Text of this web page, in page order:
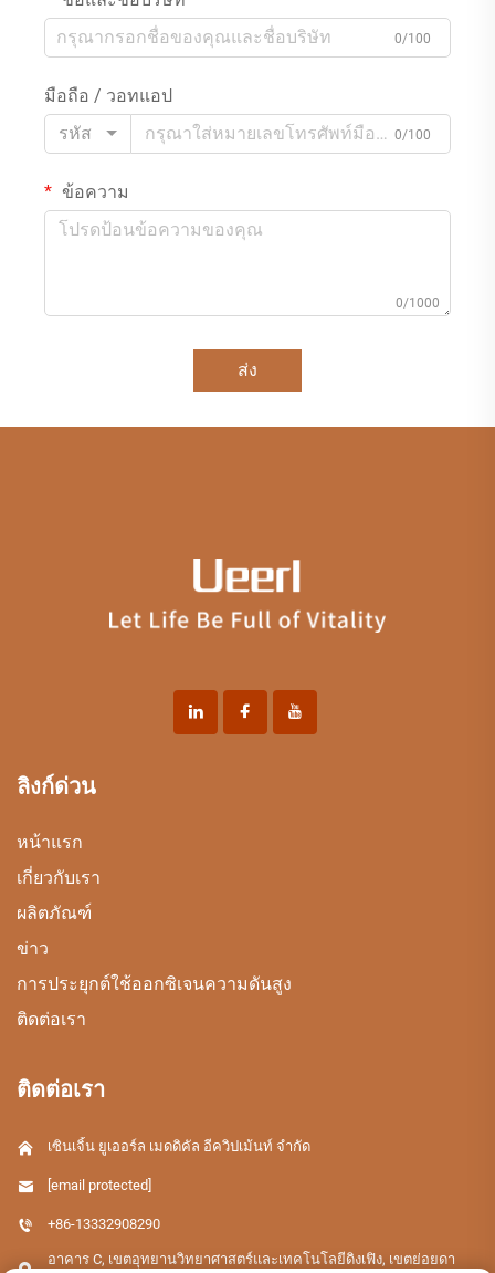
0/100
มือถือ / วอทแอป
รหัส
0/100
ข้อความ
0/1000
ส่ง
ลิงก์ด่วน
หน้าแรก
เกี่ยวกับเรา
ผลิตภัณฑ์
ข่าว
การประยุกต์ใช้ออกซิเจนความดันสูง
ติดต่อเรา
ติดต่อเรา
เซินเจิ้น ยูเออร์ล เมดดิคัล อีควิปเม้นท์ จำกัด
[email protected]
+86-13332908290
อาคาร C, เขตอุทยานวิทยาศาสตร์และเทคโนโลยีดิงเฟิง, เขตย่อยดา